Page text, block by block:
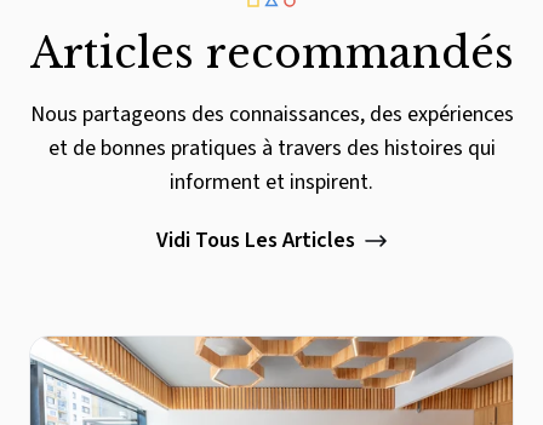
Articles recommandés
Nous partageons des connaissances, des expériences
et de bonnes pratiques à travers des histoires qui
informent et inspirent.
Vidi Tous Les Articles